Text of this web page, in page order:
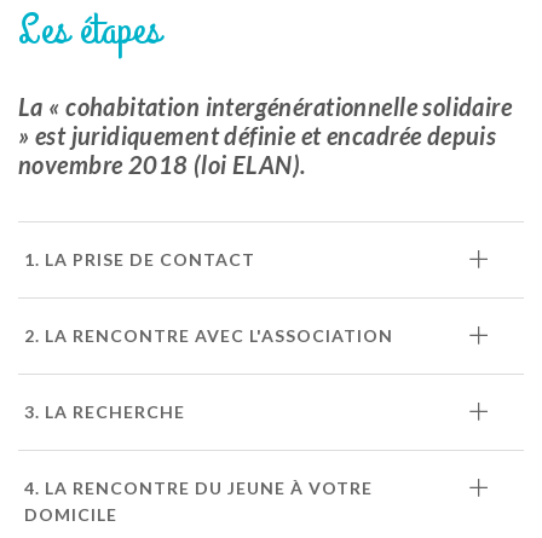
Les étapes
La « cohabitation intergénérationnelle solidaire
» est juridiquement définie et encadrée depuis
novembre 2018 (loi ELAN).
1. LA PRISE DE CONTACT
2. LA RENCONTRE AVEC L'ASSOCIATION
3. LA RECHERCHE
4. LA RENCONTRE DU JEUNE À VOTRE
DOMICILE